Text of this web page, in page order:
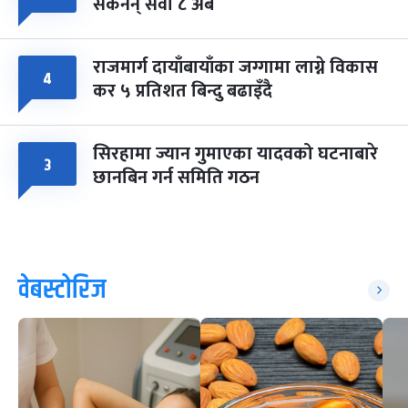
४ राजमार्ग दायाँबायाँका जग्गामा लाग्ने विकास
कर ५ प्रतिशत बिन्दु बढाइँदै
३ सिरहामा ज्यान गुमाएका यादवको घटनाबारे
छानबिन गर्न समिति गठन
वेबस्टोरिज